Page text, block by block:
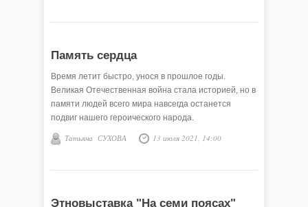
Память сердца
Время летит быстро, унося в прошлое годы.
Великая Отечественная война стала историей, но в
памяти людей всего мира навсегда останется
подвиг нашего героического народа.
Татьяна СУХОВА 13 июля 2021, 14:00
Этновыставка "На семи поясах"